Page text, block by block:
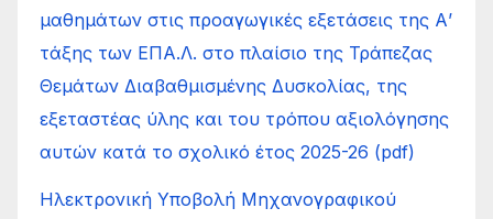
μαθημάτων στις προαγωγικές εξετάσεις της Α’
τάξης των ΕΠΑ.Λ. στο πλαίσιο της Τράπεζας
Θεμάτων Διαβαθμισμένης Δυσκολίας, της
εξεταστέας ύλης και του τρόπου αξιολόγησης
αυτών κατά το σχολικό έτος 2025-26 (pdf)
Ηλεκτρονική Υποβολή Μηχανογραφικού